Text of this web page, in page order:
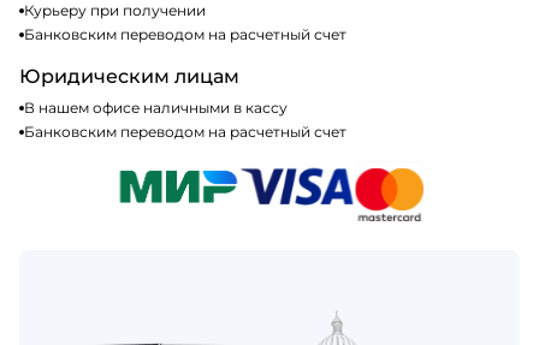
Курьеру при получении
Банковским переводом на расчетный счет
Юридическим лицам
В нашем офисе наличными в кассу
Банковским переводом на расчетный счет